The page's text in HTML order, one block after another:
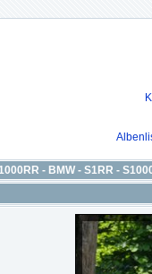
- BMW - S1RR -